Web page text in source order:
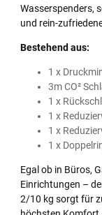
Wasserspenders,
und rein-
Bestehend aus:
1 x
3m CO²
1 x
1 x
1 x
1 x
Egal ob in Büros,
Einrichtungen –
2/10 kg sorgt für